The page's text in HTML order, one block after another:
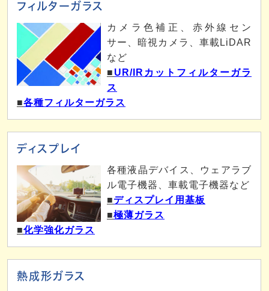
フィルターガラス
カメラ色補正、赤外線セン
サー、暗視カメラ、車載LiDAR
など
■ UR/IRカットフィルターガラ
ス
■各種フィルターガラス
ディスプレイ
各種液晶デバイス、ウェアラブ
ル電子機器、車載電子機器など
■ディスプレイ用基板
■極薄ガラス
■化学強化ガラス
熱成形ガラス